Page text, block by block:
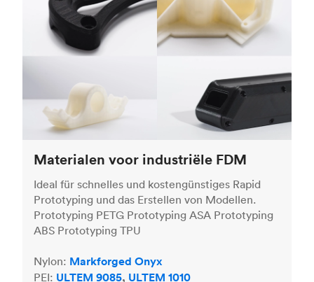
Materialen voor industriële FDM
Ideal für schnelles und kostengünstiges Rapid
Prototyping und das Erstellen von Modellen.
Prototyping PETG Prototyping ASA Prototyping
ABS Prototyping TPU
Nylon: Markforged Onyx
PEI: ULTEM 9085, ULTEM 1010